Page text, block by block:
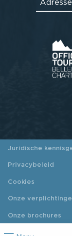
Juridische
Privacybeleid
Cookies
Onze
Onze brochures